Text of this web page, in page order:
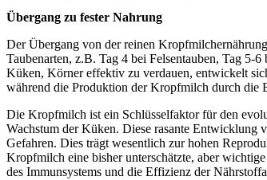
Übergang zu fester Nahrung
Der Übergang von der reinen
Taubenarten, z.B. Tag 4 bei Felsentauben, Tag
Küken, Körner effektiv zu verdauen, entwickelt
während die Produktion der Kropfmilch durch die
Die Kropfmilch ist ein Schlüsselfaktor für den
Wachstum der Küken. Diese rasante Entwicklung
Gefahren. Dies trägt wesentlich zur hohen
Kropfmilch eine bisher unterschätzte, aber
des Immunsystems und die Effizienz der